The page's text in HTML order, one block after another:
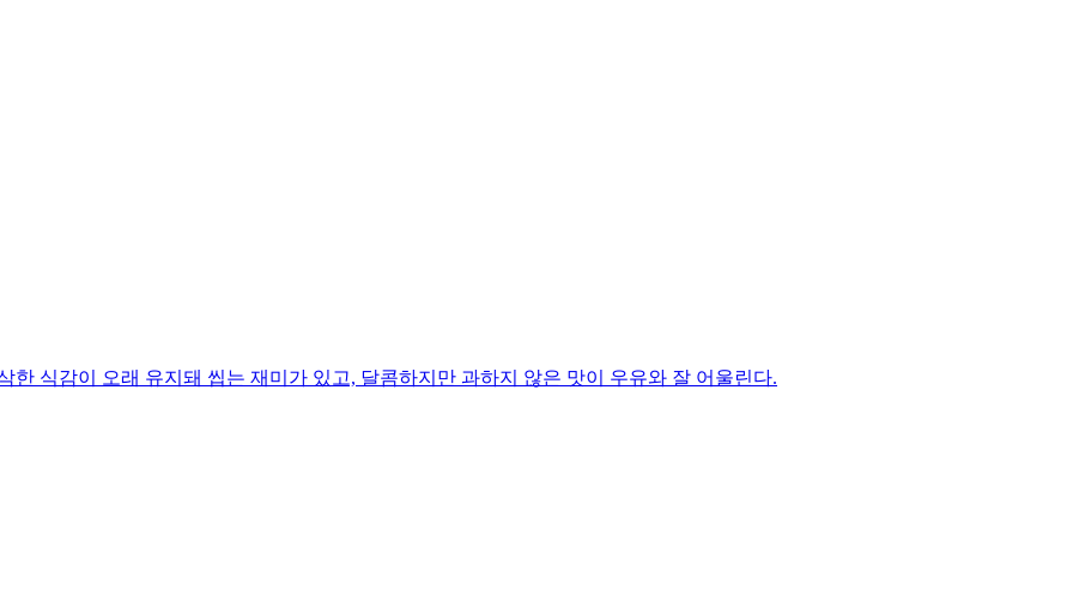
식감이 오래 유지돼 씹는 재미가 있고, 달콤하지만 과하지 않은 맛이 우유와 잘 어울린다.